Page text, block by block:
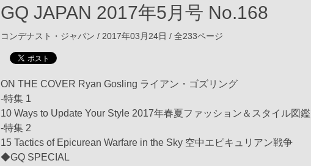
GQ JAPAN 2017年5月号 No.168
コンデナスト・ジャパン / 2017年03月24日 / 全233ページ
ON THE COVER Ryan Gosling ライアン・ゴズリング
-特集 1
10 Ways to Update Your Style 2017年春夏ファッション＆スタイル図鑑
-特集 2
15 Tactics of Epicurean Warfare in the Sky 空中エピキュリアン戦争
◆GQ SPECIAL